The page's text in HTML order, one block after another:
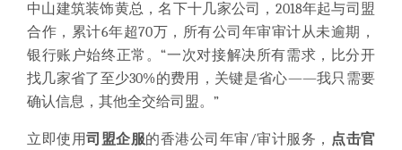
中山建筑装饰黄总，名下十几家公司，2018年起与司盟
合作，累计6年超70万，所有公司年审审计从未逾期，
银行账户始终正常。“一次对接解决所有需求，比分开
找几家省了至少30%的费用，关键是省心——我只需要
确认信息，其他全交给司盟。”
立即使用司盟企服的香港公司年审/审计服务， 点击官